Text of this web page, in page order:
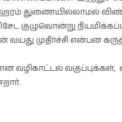
துணையில்லாமல்
குழுவொன்று
முதிர்ச்சி என்பன
வகுப்புக்கள்,